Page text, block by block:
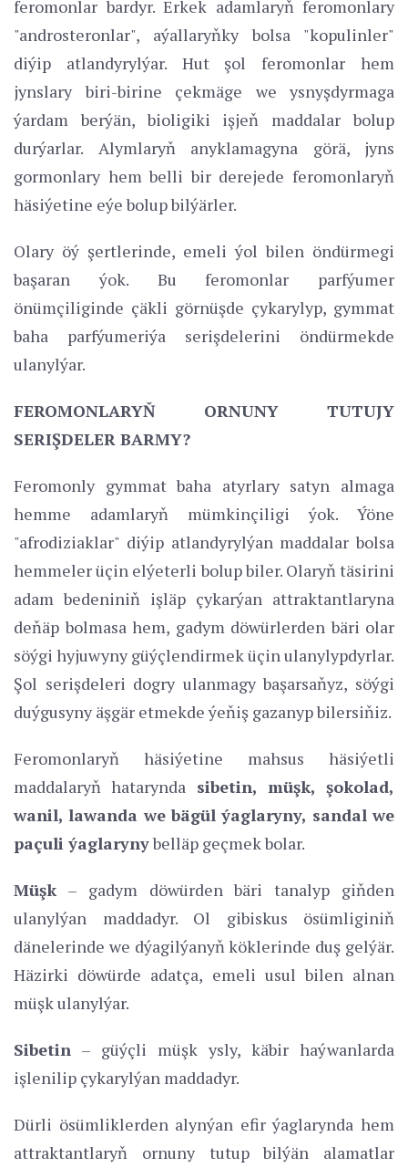
feromonlar bardyr. Erkek adamlaryň feromonlary
"androsteronlar", aýallaryňky bolsa "kopulinler"
diýip atlandyrylýar. Hut şol feromonlar hem
jynslary biri-birine çekmäge we ysnyşdyrmaga
ýardam berýän, bioligiki işjeň maddalar bolup
durýarlar. Alymlaryň anyklamagyna görä, jyns
gormonlary hem belli bir derejede feromonlaryň
häsiýetine eýe bolup bilýärler.
Olary öý şertlerinde, emeli ýol bilen öndürmegi
başaran ýok. Bu feromonlar parfýumer
önümçiliginde çäkli görnüşde çykarylyp, gymmat
baha parfýumeriýa serişdelerini öndürmekde
ulanylýar.
FEROMONLARYŇ ORNUNY TUTUJY
SERIŞDELER BARMY?
Feromonly gymmat baha atyrlary satyn almaga
hemme adamlaryň mümkinçiligi ýok. Ýöne
"afrodiziaklar" diýip atlandyrylýan maddalar bolsa
hemmeler üçin elýeterli bolup biler. Olaryň täsirini
adam bedeniniň işläp çykarýan attraktantlaryna
deňäp bolmasa hem, gadym döwürlerden bäri olar
söýgi hyjuwyny güýçlendirmek üçin ulanylypdyrlar.
Şol serişdeleri dogry ulanmagy başarsaňyz, söýgi
duýgusyny äşgär etmekde ýeňiş gazanyp bilersiňiz.
Feromonlaryň häsiýetine mahsus häsiýetli
maddalaryň hatarynda sibetin, müşk, şokolad,
wanil, lawanda we bägül ýaglaryny, sandal we
paçuli ýaglarynybelläp geçmek bolar.
Müşk – gadym döwürden bäri tanalyp giňden
ulanylýan maddadyr. Ol gibiskus ösümliginiň
dänelerinde we dýagilýanyň köklerinde duş gelýär.
Häzirki döwürde adatça, emeli usul bilen alnan
müşk ulanylýar.
Sibetin – güýçli müşk ysly, käbir haýwanlarda
işlenilip çykarylýan maddadyr.
Dürli ösümliklerden alynýan efir ýaglarynda hem
attraktantlaryň ornuny tutup bilýän alamatlar